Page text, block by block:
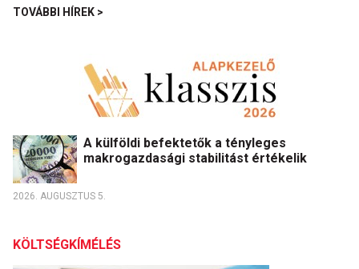
TOVÁBBI HÍREK >
A külföldi befektetők a tényleges
makrogazdasági stabilitást értékelik
2026. AUGUSZTUS 5.
KÖLTSÉGKÍMÉLÉS